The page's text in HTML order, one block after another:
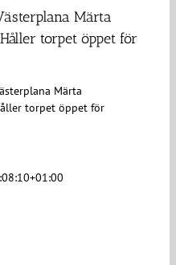
Märta
torpet öppet för
Märta
torpet öppet för